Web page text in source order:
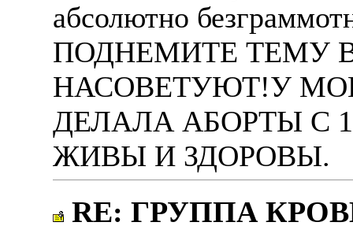
абсолютно
ПОДНЕМИТЕ ТЕМУ
НАСОВЕТУЮТ!У
ДЕЛАЛА АБОРТЫ С
ЖИВЫ И ЗДОРОВЫ.
RE: ГРУППА